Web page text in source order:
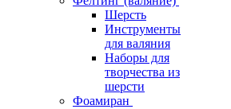
Шерсть
Инструменты
для валяния
Наборы для
творчества из
шерсти
Фоамиран